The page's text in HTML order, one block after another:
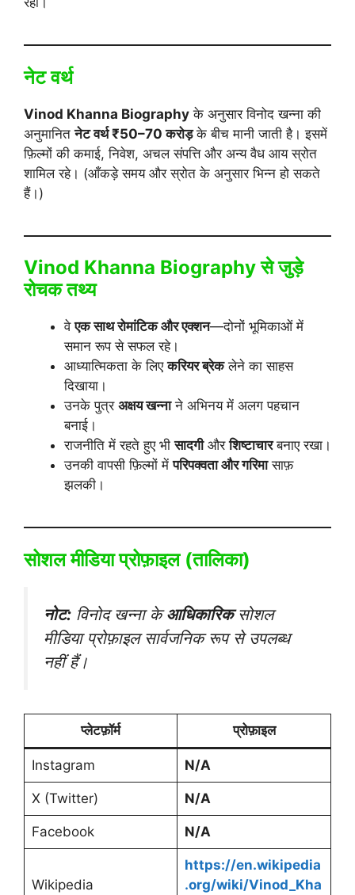
नेट वर्थ
Vinod Khanna Biography के अनुसार विनोद खन्ना की
अनुमानितनेट वर्थ ₹50–70 करोड़के बीच मानी जाती है। इसमें
फ़िल्मों की कमाई, निवेश, अचल संपत्ति और अन्य वैध आय स्रोत
शामिल रहे। (आँकड़े समय और स्रोत के अनुसार भिन्न हो सकते
हैं।)
Vinod Khanna Biographyसे जुड़े
रोचक तथ्य
वेएक साथ रोमांटिक और एक्शन—दोनों भूमिकाओं में
समान रूप से सफल रहे।
आध्यात्मिकता के लिएकरियर ब्रेकलेने का साहस
दिखाया।
उनके पुत्र अक्षय खन्नाने अभिनय में अलग पहचान
बनाई।
राजनीति में रहते हुए भीसादगीऔरशिष्टाचारबनाए रखा।
उनकी वापसी फ़िल्मों मेंपरिपक्वता और गरिमासाफ़
झलकी।
सोशल मीडिया प्रोफ़ाइल (तालिका)
नोट: विनोद खन्ना केआधिकारिकसोशल
मीडिया प्रोफ़ाइल सार्वजनिक रूप से उपलब्ध
नहीं हैं।
प्लेटफ़ॉर्म प्रोफ़ाइल
Instagram N/A
X (Twitter) N/A
Facebook N/A
Wikipedia
https://en.wikipedia
.org/wiki/Vinod_Kha